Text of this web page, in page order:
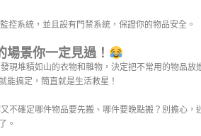
控系統，並且設有門禁系統，保證你的物品安全。
場景你一定見過！
現堆積如山的衣物和雜物，決定把不常用的物品放
能搞定，簡直就是生活救星！
不確定哪件物品要先搬、哪件要晚點搬？別擔心，
。